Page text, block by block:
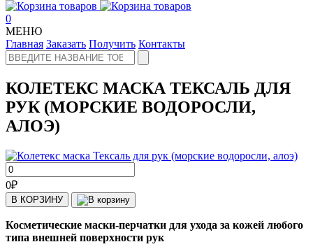
0
МЕНЮ
Главная Заказать Получить Контакты
КОЛЕТЕКС МАСКА ТЕКСАЛЬ ДЛЯ
РУК (МОРСКИЕ ВОДОРОСЛИ,
АЛОЭ)
0₽
В КОРЗИНУ
Косметические маски-перчатки для ухода за кожей любого
типа внешней поверхности рук